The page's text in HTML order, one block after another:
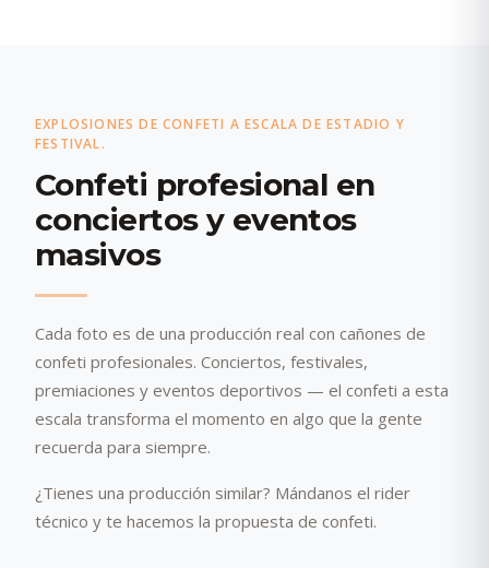
EXPLOSIONES DE CONFETI A ESCALA DE ESTADIO Y
FESTIVAL.
Confeti profesional en
conciertos y eventos
masivos
Cada foto es de una producción real con cañones de
confeti profesionales. Conciertos, festivales,
premiaciones y eventos deportivos — el confeti a esta
escala transforma el momento en algo que la gente
recuerda para siempre.
¿Tienes una producción similar? Mándanos el rider
técnico y te hacemos la propuesta de confeti.